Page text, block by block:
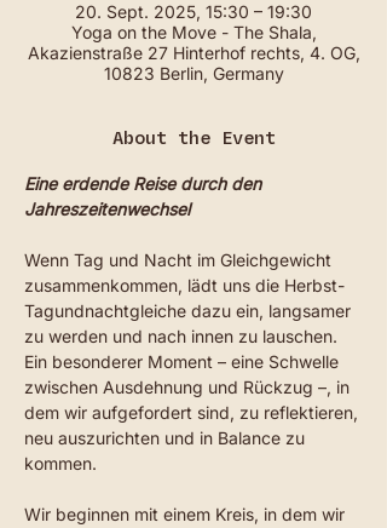
20. Sept. 2025, 15:30 – 19:30
Yoga on the Move - The Shala,
Akazienstraße 27 Hinterhof rechts, 4. OG,
10823 Berlin, Germany
About the Event
Eine erdende Reise durch den
Jahreszeitenwechsel
Wenn Tag und Nacht im Gleichgewicht
zusammenkommen, lädt uns die Herbst-
Tagundnachtgleiche dazu ein, langsamer
zu werden und nach innen zu lauschen.
Ein besonderer Moment – eine Schwelle
zwischen Ausdehnung und Rückzug –, in
dem wir aufgefordert sind, zu reflektieren,
neu auszurichten und in Balance zu
kommen.
Wir beginnen mit einem Kreis, in dem wir